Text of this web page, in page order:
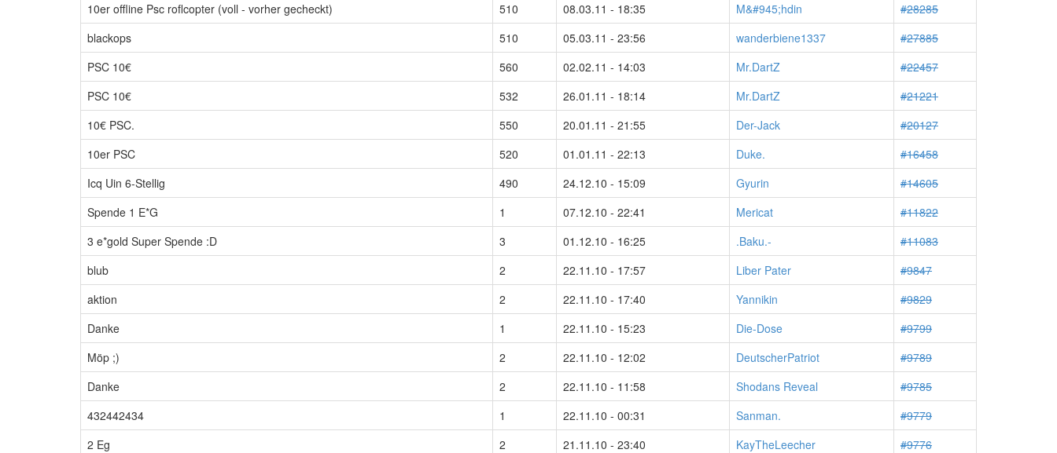
10er offline Psc roflcopter (voll - vorher gecheckt)
510 08.03.11 - 18:35 M&#945;hdin
#28285
blackops
510 05.03.11 - 23:56 wanderbiene1337
#27885
PSC 10€
560 02.02.11 - 14:03 Mr.DartZ
#22457
PSC 10€
532 26.01.11 - 18:14 Mr.DartZ
#21221
10€ PSC.
550 20.01.11 - 21:55 Der-Jack
#20127
10er PSC
520 01.01.11 - 22:13 Duke.
#16458
Icq Uin 6-Stellig
490 24.12.10 - 15:09 Gyurin
#14605
Spende 1 E*G
1 07.12.10 - 22:41 Mericat
#11822
3 e*gold Super Spende :D
3 01.12.10 - 16:25 .Baku.-
#11083
blub
2 22.11.10 - 17:57 Liber Pater
#9847
aktion
2 22.11.10 - 17:40 Yannikin
#9829
Danke
1 22.11.10 - 15:23 Die-Dose
#9799
Möp ;)
2 22.11.10 - 12:02 DeutscherPatriot
#9789
Danke
2 22.11.10 - 11:58 Shodans Reveal
#9785
432442434
1 22.11.10 - 00:31 Sanman.
#9779
2 Eg
2 21.11.10 - 23:40 KayTheLeecher
#9776